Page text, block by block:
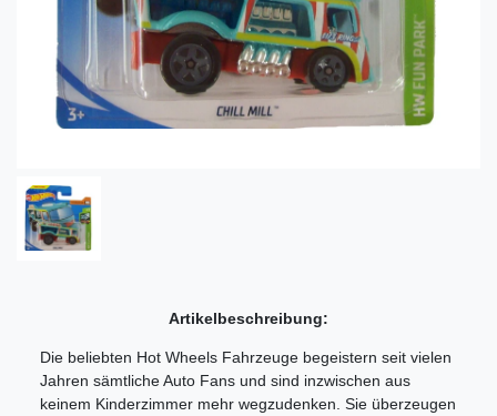
Artikelbeschreibung:
Die beliebten Hot Wheels Fahrzeuge begeistern seit vielen
Jahren sämtliche Auto Fans und sind inzwischen aus
keinem Kinderzimmer mehr wegzudenken. Sie überzeugen